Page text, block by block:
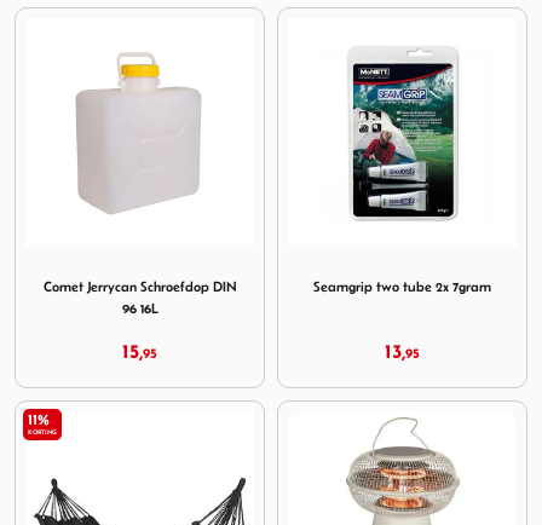
Comet Jerrycan Schroefdop DIN
96 16L
15,95
Seamgrip two tube 2x 7gram
13,95
11%
KORTING